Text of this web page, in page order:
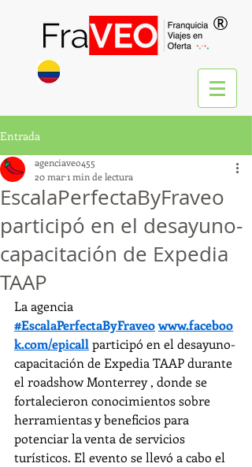
®
Entrada
EscalaPerfectaByFraveo
participó en el desayuno-
capacitación de Expedia
TAAP
agenciaveo455
20 mar1 min de lectura
La agencia
#EscalaPerfectaByFraveowww.faceboo
k.com/epicall participó en el desayuno-
capacitación de Expedia TAAP durante
el roadshow Monterrey , donde se
fortalecieron conocimientos sobre
herramientas y beneficios para
potenciar la venta de servicios
turísticos. El evento se llevó a cabo el